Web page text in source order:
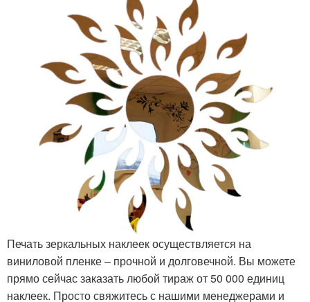
Печать зеркальных наклеек осуществляется на
виниловой пленке – прочной и долговечной. Вы можете
прямо сейчас заказать любой тираж от 50 000 единиц
наклеек. Просто свяжитесь с нашими менеджерами и